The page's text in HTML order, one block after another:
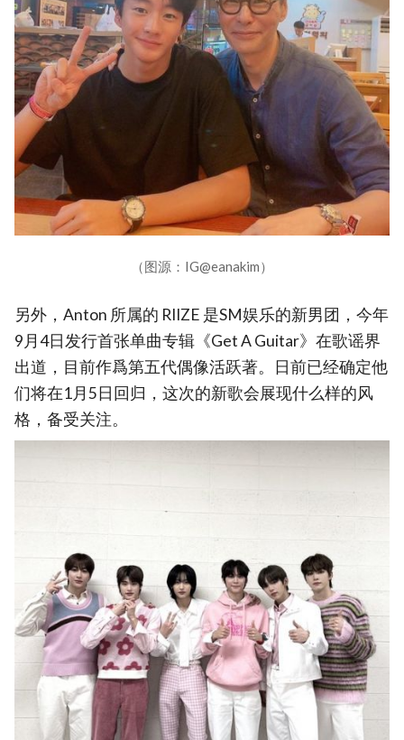
（图源：IG@eanakim）
另外，Anton 所属的 RIIZE 是SM娱乐的新男团，今年
9月4日发行首张单曲专辑《Get A Guitar》在歌谣界
出道，目前作爲第五代偶像活跃著。日前已经确定他
们将在1月5日回归，这次的新歌会展现什么样的风
格，备受关注。